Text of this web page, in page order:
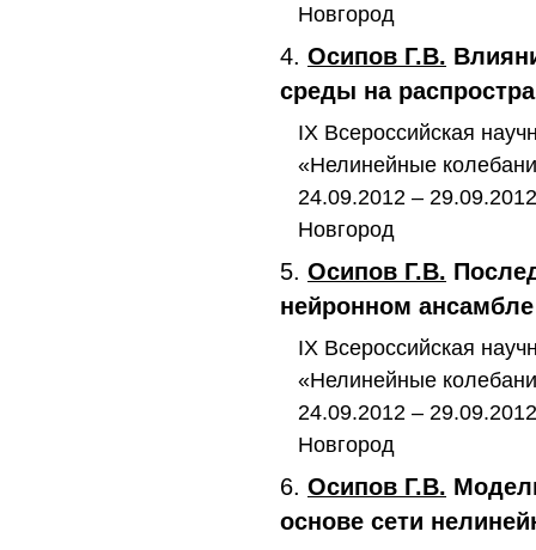
Новгород
4. Осипов Г.В.
среды на
IX Всероссийская
«Нелинейные
24.09.2012 –
Новгород
5. Осипов Г.В.
нейронном
IX Всероссийская
«Нелинейные
24.09.2012 –
Новгород
6. Осипов Г.В.
основе сети